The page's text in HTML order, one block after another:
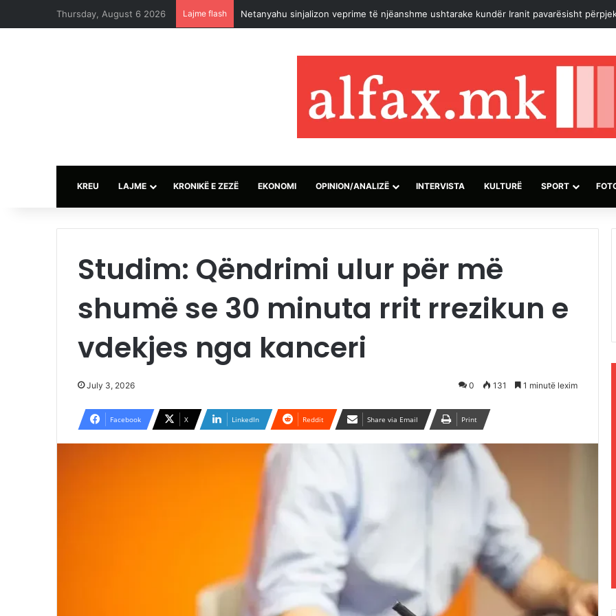
Thursday, August 6 2026 Lajme flash Netanyahu sinjalizon veprime të njëanshme ushtarake kundër Iranit pavarësisht
KREU LAJME KRONIKË E ZEZË EKONOMI OPINION/ANALIZË INTERVISTA KULTURË SPORT
Studim: Qëndrimi ulur për më
shumë se 30 minuta rrit rrezikun e
vdekjes nga kanceri
July 3, 2026 0 131 1 minutë lexim
Facebook X LinkedIn Reddit Share via Email Print